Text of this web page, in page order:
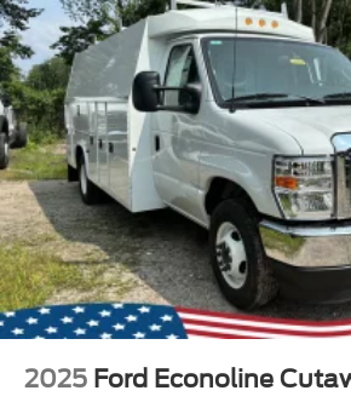
2025 Ford Econoline